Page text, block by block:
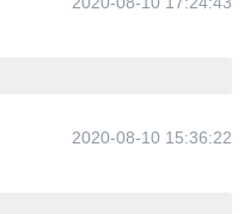
2020-08-10 15:36:22